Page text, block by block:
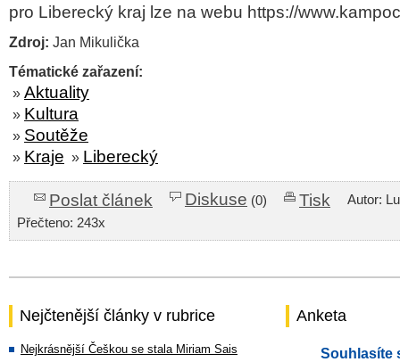
pro Liberecký kraj lze na webu https://
Zdroj: Jan Mikulička
Tématické zařazení:
» Aktuality
» Kultura
» Soutěže
» Kraje » Liberecký
Poslat článek Diskuse (0) Tisk
Autor:
Přečteno: 243x
Nejčtenější články v rubrice
Nejkrásnější Češkou se stala Miriam Sais
Anketa
Souhlasíte